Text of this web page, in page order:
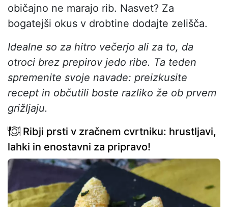
običajno ne marajo rib. Nasvet? Za
bogatejši okus v drobtine dodajte zelišča.
Idealne so za hitro večerjo ali za to, da
otroci brez prepirov jedo ribe. Ta teden
spremenite svoje navade: preizkusite
recept in občutili boste razliko že ob prvem
grižljaju.
Ribji prsti v zračnem cvrtniku: hrustljavi,
lahki in enostavni za pripravo!